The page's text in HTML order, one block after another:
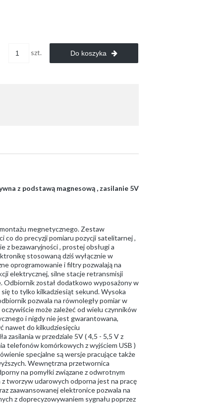
szt. Do koszyka
z podstawą magnesową , zasilanie 5V
megnetycznego. Zestaw
co do precyzji pomiaru pozycji satelitarnej ,
z bezawaryjności , prostej obsługi a
stosowaną dziś wyłącznie w
oprogramowanie i filtry pozwalają na
elektrycznej, silne stacje retransmisji
Odbiornik został dodatkowo wyposażony w
to tylko kilkadziesiąt sekund. Wysoka
pozwala na równoległy pomiar w
może zależeć od wielu czynników
i nigdy nie jest gwarantowana,
nawet do kilkudziesięciu
zasilania w przedziale 5V ( 4,5 - 5,5 V z
telefonów komórkowych z wyjściem USB )
specjalne są wersje pracujące także
Wewnętrzna przetwornica
na pomyłki związane z odwrotnym
z tworzyw udarowych odporna jest na pracę
zaawansowanej elektronice pozwala na
z doprecyzowywaniem sygnału poprzez